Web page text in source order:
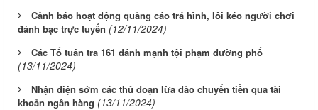
Cảnh báo hoạt động quảng cáo trá hình, lôi kéo người chơi
đánh bạc trực tuyến (12/11/2024)
Các Tổ tuần tra 161 đánh mạnh tội phạm đường phố
(13/11/2024)
Nhận diện sớm các thủ đoạn lừa đảo chuyển tiền qua tài
khoản ngân hàng (13/11/2024)